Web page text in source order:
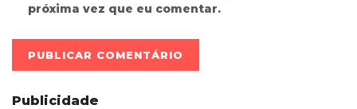
próxima vez que eu comentar.
Publicidade